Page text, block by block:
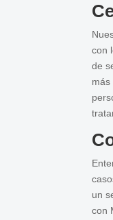
con
de
más
un
con